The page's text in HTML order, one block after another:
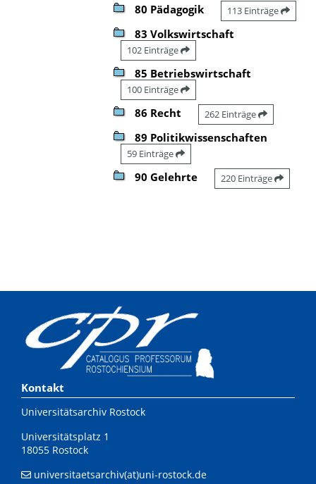
80 Pädagogik 113 Einträge
83 Volkswirtschaft
102 Einträge
85 Betriebswirtschaft
100 Einträge
86 Recht 262 Einträge
89 Politikwissenschaften
59 Einträge
90 Gelehrte 220 Einträge
Kontakt
Universitätsarchiv Rostock
Universitätsplatz 1
18055 Rostock
universitaetsarchiv(at)uni-rostock.de